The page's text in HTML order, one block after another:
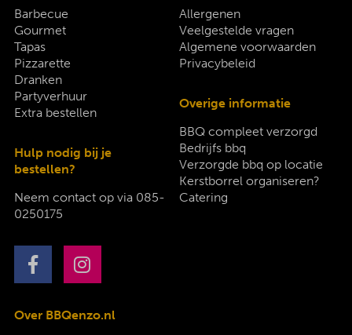
Barbecue
Gourmet
Tapas
Pizzarette
Dranken
Partyverhuur
Extra bestellen
Hulp nodig bij je
bestellen?
Neem contact op via 085-
0250175
Allergenen
Veelgestelde vragen
Algemene voorwaarden
Privacybeleid
Overige informatie
BBQ compleet verzorgd
Bedrijfs bbq
Verzorgde bbq op locatie
Kerstborrel organiseren?
Catering
Over BBQenzo.nl